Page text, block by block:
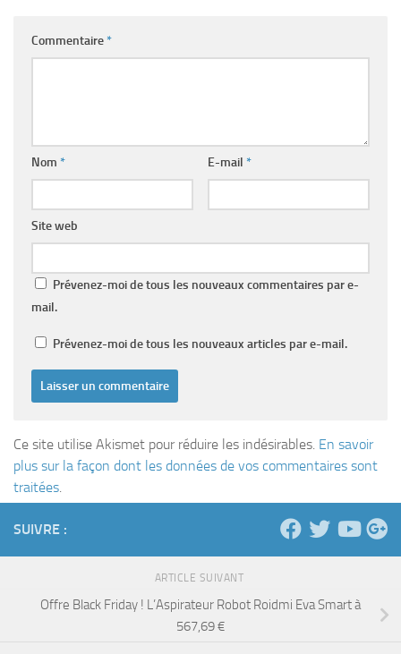
Commentaire*
Nom * E-mail *
Site web
Prévenez-moi de tous les nouveaux commentaires par e-
mail.
Prévenez-moi de tous les nouveaux articles par e-mail.
Ce site utilise Akismet pour réduire les indésirables. En savoir
plus sur la façon dont les données de vos commentaires sont
traitées.
SUIVRE :
ARTICLE SUIVANT
Offre Black Friday ! L’Aspirateur Robot Roidmi Eva Smart à
567,69 €